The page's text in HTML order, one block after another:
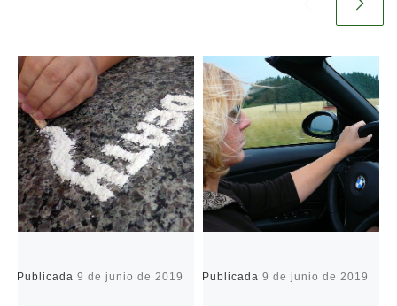
Publicada9 de junio de 2019 Publicada9 de junio de 2019